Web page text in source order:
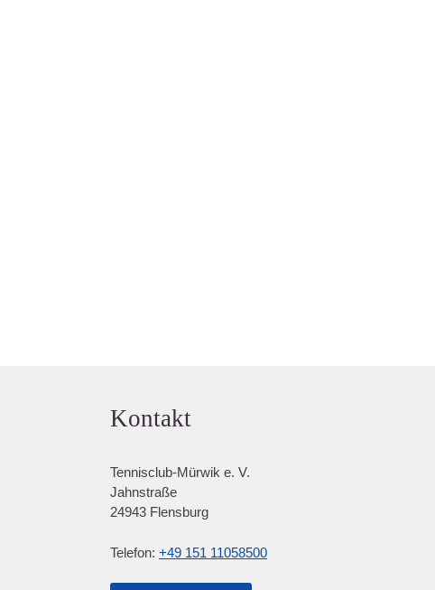
Kontakt
Tennisclub-Mürwik e. V.
Jahnstraße
24943 Flensburg
Telefon: +49 151 11058500